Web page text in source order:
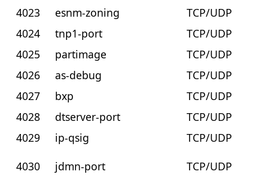
4023
esnm-zoning
TCP/UDP
4024
tnp1-port
TCP/UDP
4025
partimage
TCP/UDP
4026
as-debug
TCP/UDP
4027
bxp
TCP/UDP
4028
dtserver-port
TCP/UDP
4029
ip-qsig
TCP/UDP
4030
jdmn-port
TCP/UDP